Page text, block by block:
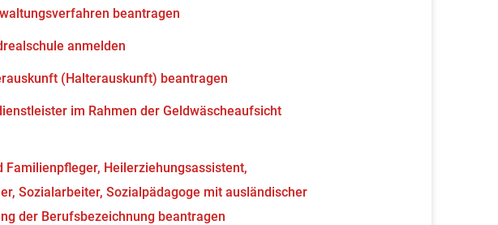
beantragen
anmelden
(Halterauskunft) beantragen
im Rahmen der Geldwäscheaufsicht
Heilerziehungsassistent,
Sozialarbeiter, Sozialpädagoge mit ausländischer
der Berufsbezeichnung beantragen